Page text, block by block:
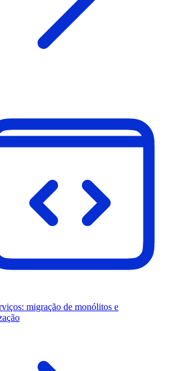
migração de monólitos e